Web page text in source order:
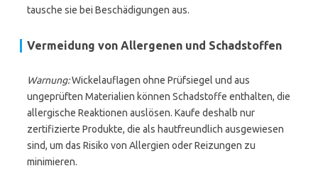
tausche sie bei Beschädigungen aus.
Vermeidung von Allergenen und Schadstoffen
Warnung:Wickelauflagen ohne Prüfsiegel und aus
ungeprüften Materialien können Schadstoffe enthalten, die
allergische Reaktionen auslösen. Kaufe deshalb nur
zertifizierte Produkte, die als hautfreundlich ausgewiesen
sind, um das Risiko von Allergien oder Reizungen zu
minimieren.